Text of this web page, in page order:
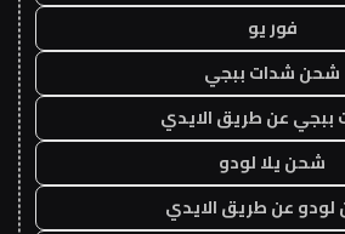
فور يو
شحن شدات ببجي
ببجي عن طريق الايدي
شحن يلا لودو
عن طريق الايدي